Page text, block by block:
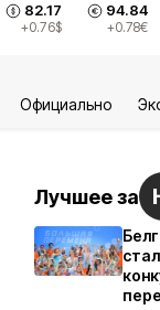
82.17
+0.76$
94.84
+0.78€
Официально
Лучшее за